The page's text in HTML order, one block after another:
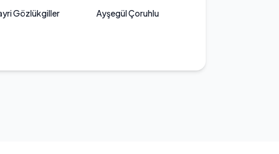
Gözlükgiller Ayşegül Çoruhlu